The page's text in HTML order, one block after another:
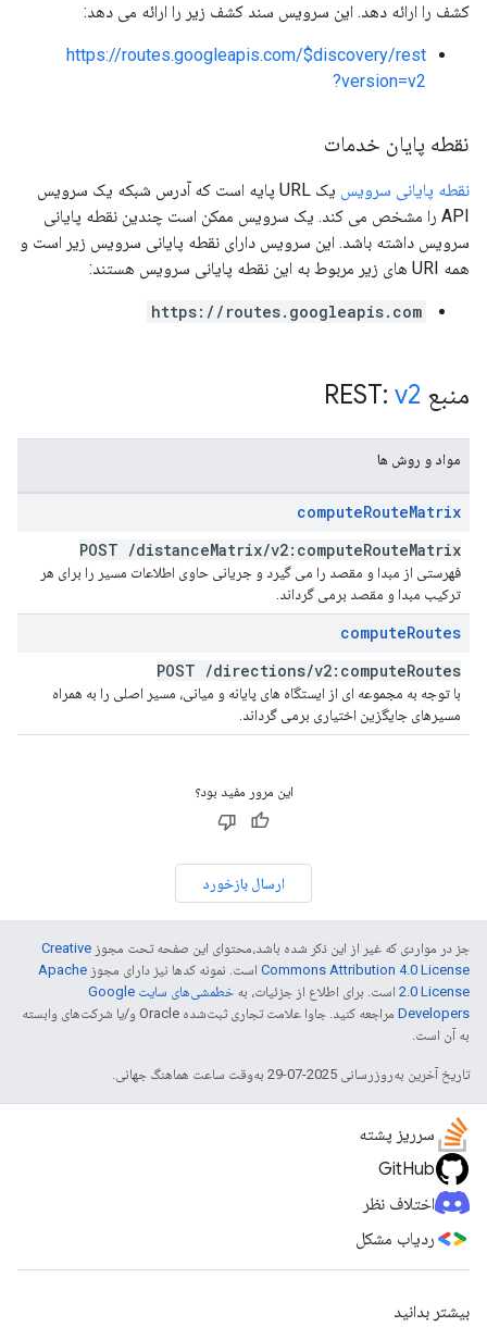
کشف را ارائه دهد. این سرویس سند کشف زیر را ارائه می دهد:
https://routes.googleapis.com/$discovery/rest
?version=v2
نقطه پایان خدمات
نقطه پایانی سرویس
یک URL پایه است که آدرس شبکه یک سرویس
API را مشخص می کند. یک سرویس ممکن است چندین نقطه پایانی
سرویس داشته باشد. این سرویس دارای نقطه پایانی سرویس زیر است و
همه URI های زیر مربوط به این نقطه پایانی سرویس هستند:
https://routes.googleapis.com
منبع REST: v2
مواد و روش ها
computeRouteMatrix
POST /distanceMatrix/v2:computeRouteMatrix
فهرستی از مبدا و مقصد را می گیرد و جریانی حاوی اطلاعات مسیر را برای هر
ترکیب مبدا و مقصد برمی گرداند.
computeRoutes
POST /directions/v2:computeRoutes
با توجه به مجموعه ای از ایستگاه های پایانه و میانی، مسیر اصلی را به همراه
مسیرهای جایگزین اختیاری برمی گرداند.
این مرور مفید بود؟
ارسال بازخورد
جز در مواردی که غیر از این ذکر شده باشد،‌محتوای این صفحه تحت مجوز Creative
Commons Attribution 4.0 License است. نمونه کدها نیز دارای مجوز Apache
2.0 License است. برای اطلاع از جزئیات، به
خطمشی‌های سایت Google
Developers‏
مراجعه کنید. جاوا علامت تجاری ثبت‌شده Oracle و/یا شرکت‌های وابسته
به آن است.
تاریخ آخرین به‌روزرسانی 2025-07-29 به‌وقت ساعت هماهنگ جهانی.
سرریز پشته
GitHub
اختلاف نظر
ردیاب مشکل
بیشتر بدانید